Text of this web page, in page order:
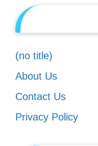
(no title)
About Us
Contact Us
Privacy Policy